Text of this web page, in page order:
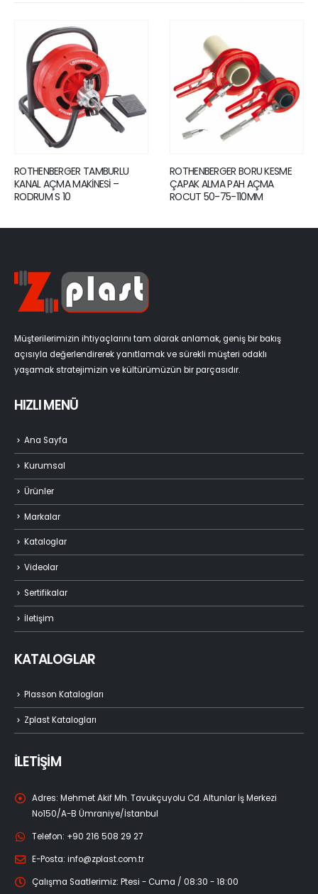
ROTHENBERGER TAMBURLU
KANAL AÇMA MAKİNESİ –
RODRUM S 10
ROTHENBERGER BORU KESME
ÇAPAK ALMA PAH AÇMA
ROCUT 50-75-110MM
Müşterilerimizin ihtiyaçlarını tam olarak anlamak, geniş bir bakış
açısıyla değerlendirerek yanıtlamak ve sürekli müşteri odaklı
yaşamak stratejimizin ve kültürümüzün bir parçasıdır.
HIZLI MENÜ
Ana Sayfa
Kurumsal
Ürünler
Markalar
Kataloglar
Videolar
Sertifikalar
İletişim
KATALOGLAR
Plasson Katalogları
Zplast Katalogları
İLETİŞİM
Adres: Mehmet Akif Mh. Tavukçuyolu Cd. Altunlar İş Merkezi
No150/A-B Ümraniye/İstanbul
Telefon: +90 216 508 29 27
E-Posta: info@zplast.com.tr
Çalışma Saatlerimiz: Ptesi - Cuma / 08:30 - 18:00